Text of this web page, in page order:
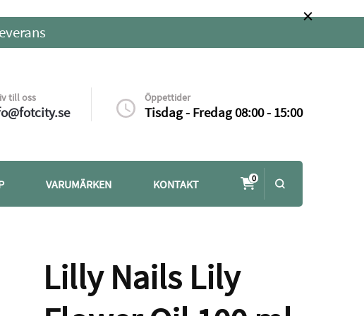
till oss Öppettider
Tisdag - Fredag 08:00 - 15:00
VARUMÄRKEN KONTAKT 0
Lilly Nails Lily